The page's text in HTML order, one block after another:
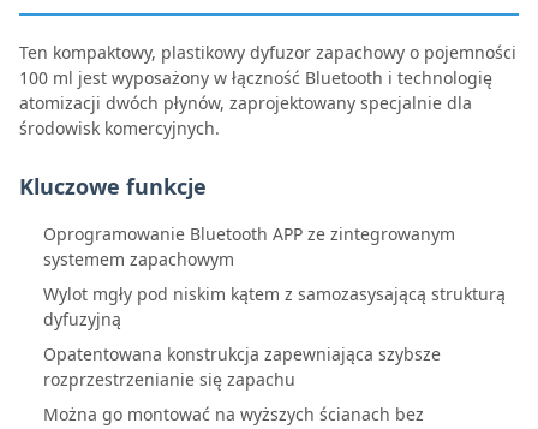
Ten kompaktowy, plastikowy dyfuzor zapachowy o pojemności
100 ml jest wyposażony w łączność Bluetooth i technologię
atomizacji dwóch płynów, zaprojektowany specjalnie dla
środowisk komercyjnych.
Kluczowe funkcje
Oprogramowanie Bluetooth APP ze zintegrowanym
systemem zapachowym
Wylot mgły pod niskim kątem z samozasysającą strukturą
dyfuzyjną
Opatentowana konstrukcja zapewniająca szybsze
rozprzestrzenianie się zapachu
Można go montować na wyższych ścianach bez